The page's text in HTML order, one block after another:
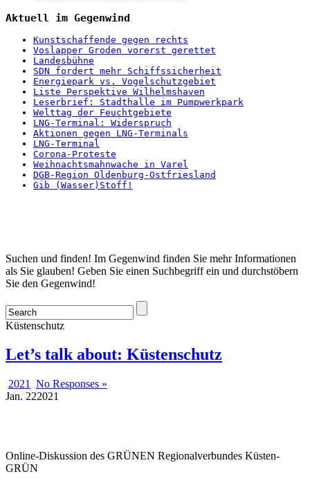
Aktuell im Gegenwind
Kunstschaffende gegen rechts
Voslapper Groden vorerst gerettet
Landesbühne
SDN fordert mehr Schiffssicherheit
Energiepark vs. Vogelschutzgebiet
Liste Perspektive Wilhelmshaven
Leserbrief: Stadthalle im Pumpwerkpark
Welttag der Feuchtgebiete
LNG-Terminal: Widerspruch
Aktionen gegen LNG-Terminals
LNG-Terminal
Corona-Proteste
Weihnachtsmahnwache in Varel
DGB-Region Oldenburg-Ostfriesland
Gib (Wasser)Stoff!
Startseite
Suchen und finden! Im Gegenwind finden Sie mehr Informationen
als Sie glauben! Geben Sie einen Suchbegriff ein und durchstöbern
Sie den Gegenwind!
Küstenschutz
Let’s talk about: Küstenschutz
2021
No Responses »
Jan. 222021
Online-Diskussion des GRÜNEN Regionalverbundes Küsten-
GRÜN